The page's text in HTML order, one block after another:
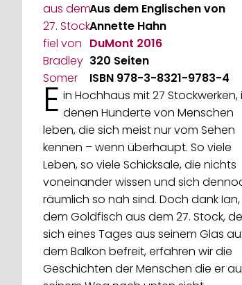
Aus dem Englischen von
Annette Hahn
DuMont 2016
320 Seiten
ISBN 978-3-8321-9783-4
E in Hochhaus mit 27 Stockwerken,
denen Hunderte von Menschen
leben, die sich meist nur vom Sehen
kennen – wenn überhaupt. So viele
Leben, so viele Schicksale, die nichts
voneinander wissen und sich
räumlich so nah sind. Doch dank Ian,
dem Goldfisch aus dem 27. Stock,
sich eines Tages aus seinem Glas
dem Balkon befreit, erfahren wir die
Geschichten der Menschen die er